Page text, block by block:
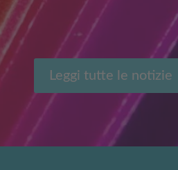
Leggi tutte le notizie